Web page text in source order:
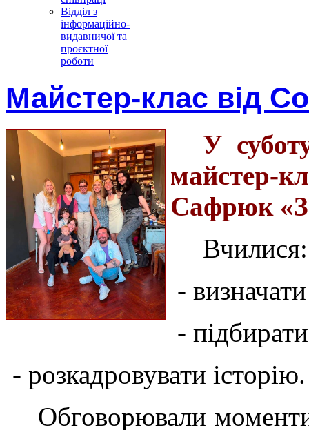
Відділ з
інформаційно-
видавничої та
проєктної
роботи
Майстер-клас від
У
Сафрюк
Вчилися:
-
-
- розкадровувати історію.
Обговорювали